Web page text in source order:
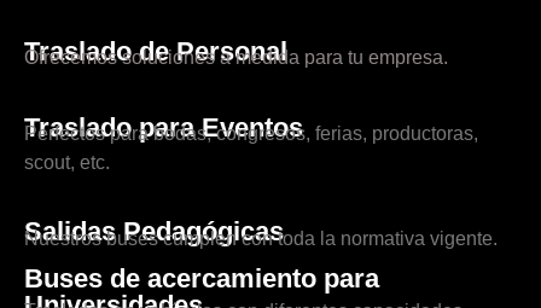
Traslado de Personal
Ofrecemos soluciones a medida para tu empresa.
Traslado para Eventos
Perfectos para bodas, congresos, ferias, productoras,
scout, etc.
Salidas Pedagógicas
Nuestros buses cumplen con toda la normativa vigente.
Buses de acercamiento para